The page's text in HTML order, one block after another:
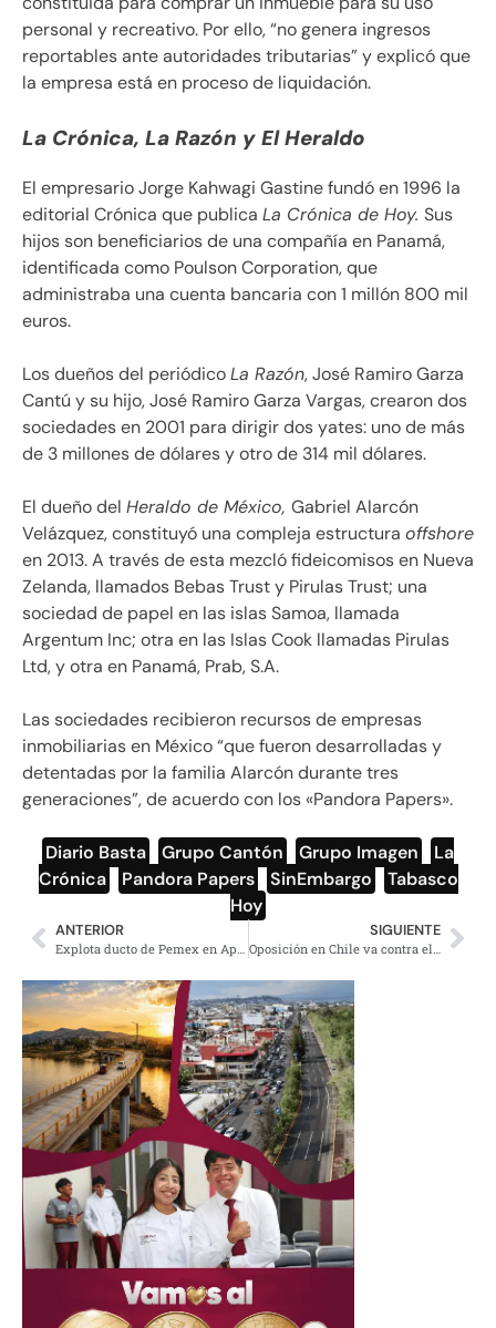
personal y recreativo. Por ello, “no genera ingresos
reportables ante autoridades tributarias” y explicó que
la empresa está en proceso de liquidación.
La Crónica, La Razón y El Heraldo
El empresario Jorge Kahwagi Gastine fundó en 1996 la
editorial Crónica que publica La Crónica de Hoy. Sus
hijos son beneficiarios de una compañía en Panamá,
identificada como Poulson Corporation, que
administraba una cuenta bancaria con 1 millón 800 mil
euros.
Los dueños del periódicoLa Razón, José Ramiro Garza
Cantú y su hijo, José Ramiro Garza Vargas, crearon dos
sociedades en 2001 para dirigir dos yates: uno de más
de 3 millones de dólares y otro de 314 mil dólares.
El dueño del Heraldo de México, Gabriel Alarcón
Velázquez, constituyó una compleja estructura offshore
en 2013. A través de esta mezcló fideicomisos en Nueva
Zelanda, llamados Bebas Trust y Pirulas Trust; una
sociedad de papel en las islas Samoa, llamada
Argentum Inc; otra en las Islas Cook llamadas Pirulas
Ltd, y otra en Panamá, Prab, S.A.
Las sociedades recibieron recursos de empresas
inmobiliarias en México “que fueron desarrolladas y
detentadas por la familia Alarcón durante tres
generaciones”, de acuerdo con los «Pandora Papers».
Diario Basta Grupo Cantón Grupo Imagen
La
Crónica
Pandora Papers SinEmbargo
Tabasco
Hoy
ANTERIOR SIGUIENTE